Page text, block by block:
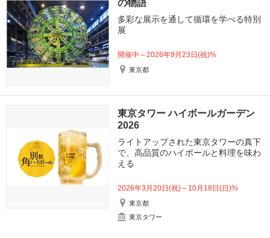
の物語
多彩な展示を通して循環を学べる特別
展
開催中～2026年9月23日(祝)%
東京都
東京タワー ハイボールガーデン
2026
ライトアップされた東京タワーの真下
で、高品質のハイボールと料理を味わ
える
2026年3月20日(祝)～10月18日(日)%
東京都
東京タワー